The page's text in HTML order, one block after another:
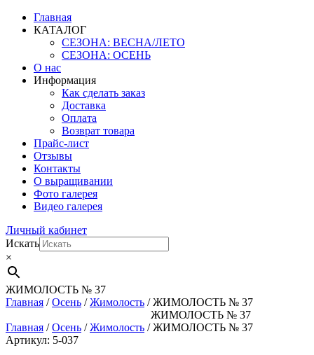
Главная
КАТАЛОГ
СЕЗОНА: ВЕСНА/ЛЕТО
СЕЗОНА: ОСЕНЬ
О нас
Информация
Как сделать заказ
Доставка
Оплата
Возврат товара
Прайс-лист
Отзывы
Контакты
О выращивании
Фото галерея
Видео галерея
Личный кабинет
Искать
×
ЖИМОЛОСТЬ № 37
Главная /Осень /Жимолость / ЖИМОЛОСТЬ № 37
ЖИМОЛОСТЬ № 37
Главная /Осень /Жимолость / ЖИМОЛОСТЬ № 37
Артикул: 5-037